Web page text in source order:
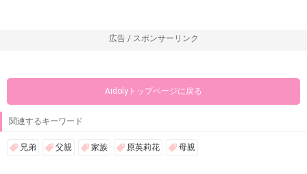
広告 / スポンサーリンク
Aidolyトップページに戻る
関連するキーワード
兄弟 父親 家族 原英莉花 母親